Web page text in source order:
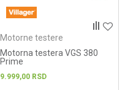
Motorne testere
Motorna testera VGS 380
Prime
9.999,00 RSD